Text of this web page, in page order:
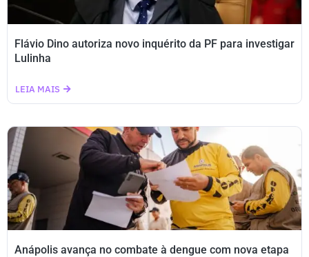
Flávio Dino autoriza novo inquérito da PF para investigar
Lulinha
LEIA MAIS
Anápolis avança no combate à dengue com nova etapa